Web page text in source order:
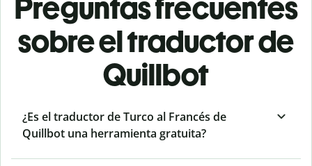
Preguntas frecuentes
sobre el traductor de
Quillbot
¿Es el traductor de Turco al Francés de
Quillbot una herramienta gratuita?